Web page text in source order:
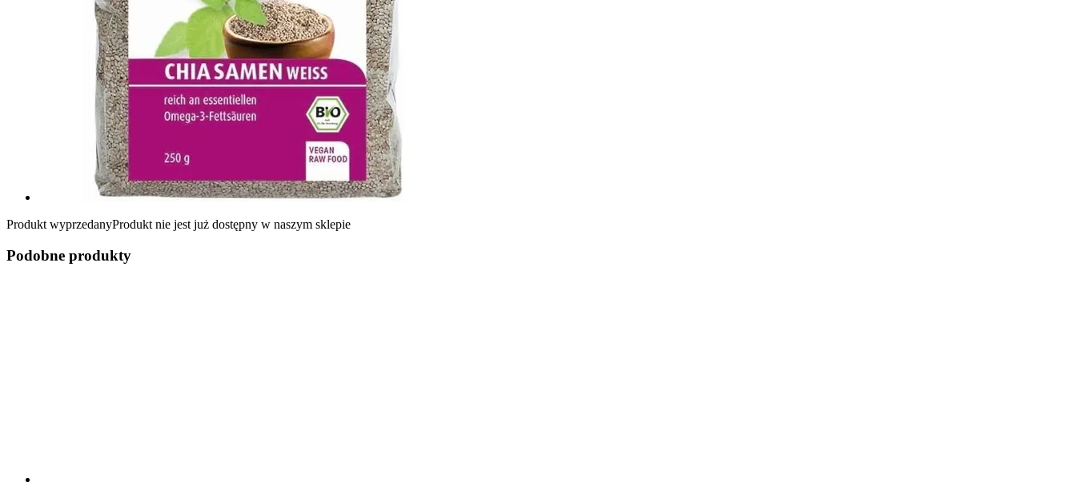
Produkt wyprzedanyProdukt nie jest już dostępny w naszym sklepie
Podobne produkty